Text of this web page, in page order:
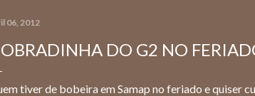
06, 2012
DO G2 NO
tiver de bobeira em Samap no feriado e quiser